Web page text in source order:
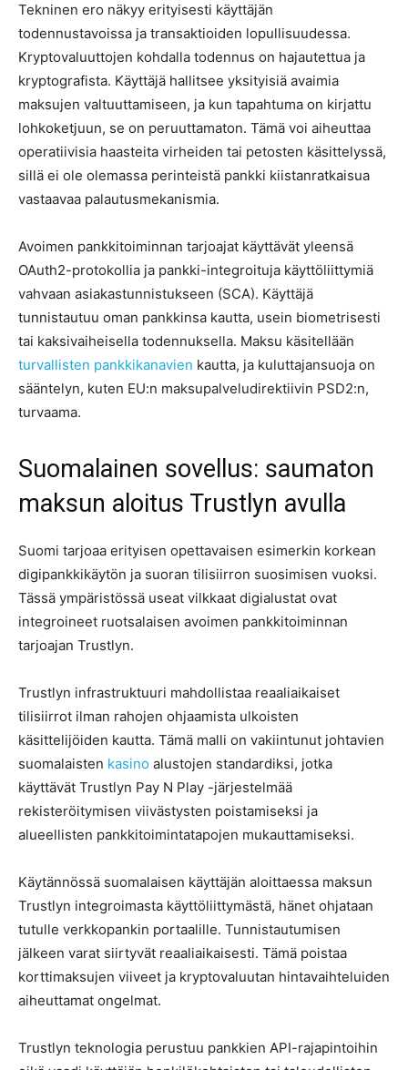
Tekninen ero näkyy erityisesti käyttäjän
todennustavoissa ja transaktioiden lopullisuudessa.
Kryptovaluuttojen kohdalla todennus on hajautettua ja
kryptografista. Käyttäjä hallitsee yksityisiä avaimia
maksujen valtuuttamiseen, ja kun tapahtuma on kirjattu
lohkoketjuun, se on peruuttamaton. Tämä voi aiheuttaa
operatiivisia haasteita virheiden tai petosten käsittelyssä,
sillä ei ole olemassa perinteistä pankki kiistanratkaisua
vastaavaa palautusmekanismia.
Avoimen pankkitoiminnan tarjoajat käyttävät yleensä
OAuth2-protokollia ja pankki-integroituja käyttöliittymiä
vahvaan asiakastunnistukseen (SCA). Käyttäjä
tunnistautuu oman pankkinsa kautta, usein biometrisesti
tai kaksivaiheisella todennuksella. Maksu käsitellään
turvallisten pankkikanavien kautta, ja kuluttajansuoja on
sääntelyn, kuten EU:n maksupalveludirektiivin PSD2:n,
turvaama.
Suomalainen sovellus: saumaton
maksun aloitus Trustlyn avulla
Suomi tarjoaa erityisen opettavaisen esimerkin korkean
digipankkikäytön ja suoran tilisiirron suosimisen vuoksi.
Tässä ympäristössä useat vilkkaat digialustat ovat
integroineet ruotsalaisen avoimen pankkitoiminnan
tarjoajan Trustlyn.
Trustlyn infrastruktuuri mahdollistaa reaaliaikaiset
tilisiirrot ilman rahojen ohjaamista ulkoisten
käsittelijöiden kautta. Tämä malli on vakiintunut johtavien
suomalaisten kasino alustojen standardiksi, jotka
käyttävät Trustlyn Pay N Play -järjestelmää
rekisteröitymisen viivästysten poistamiseksi ja
alueellisten pankkitoimintatapojen mukauttamiseksi.
Käytännössä suomalaisen käyttäjän aloittaessa maksun
Trustlyn integroimasta käyttöliittymästä, hänet ohjataan
tutulle verkkopankin portaalille. Tunnistautumisen
jälkeen varat siirtyvät reaaliaikaisesti. Tämä poistaa
korttimaksujen viiveet ja kryptovaluutan hintavaihteluiden
aiheuttamat ongelmat.
Trustlyn teknologia perustuu pankkien API-rajapintoihin